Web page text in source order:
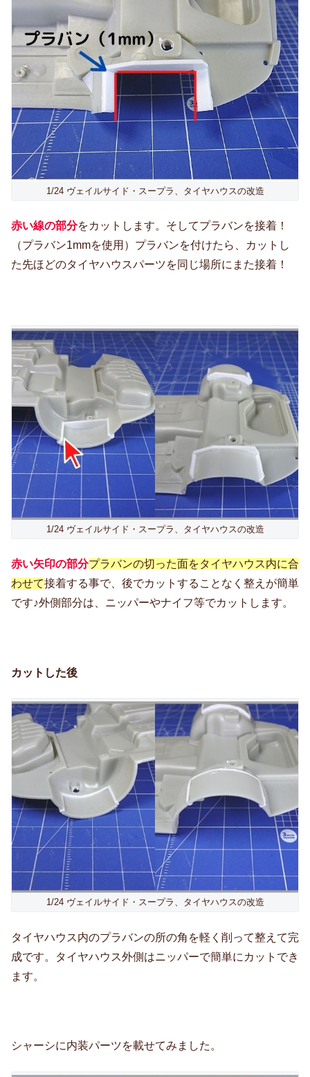
1/24 ヴェイルサイド・スープラ、タイヤハウスの改造
赤い線の部分をカットします。そしてプラバンを接着！
（プラバン1mmを使用）プラバンを付けたら、カットし
た先ほどのタイヤハウスパーツを同じ場所にまた接着！
1/24 ヴェイルサイド・スープラ、タイヤハウスの改造
赤い矢印の部分プラバンの切った面をタイヤハウス内に合
わせて接着する事で、後でカットすることなく整えが簡単
です♪外側部分は、ニッパーやナイフ等でカットします。
カットした後
1/24 ヴェイルサイド・スープラ、タイヤハウスの改造
タイヤハウス内のプラバンの所の角を軽く削って整えて完
成です。タイヤハウス外側はニッパーで簡単にカットでき
ます。
シャーシに内装パーツを載せてみました。